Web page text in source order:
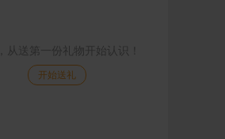
从送第一份礼物开始认识！
开始送礼